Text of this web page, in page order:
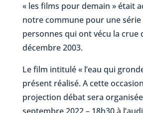
« les films pour demain » était
notre commune pour une série
personnes qui ont vécu la crue
décembre 2003.
Le film intitulé « l’eau qui
présent réalisé. A cette
projection débat sera